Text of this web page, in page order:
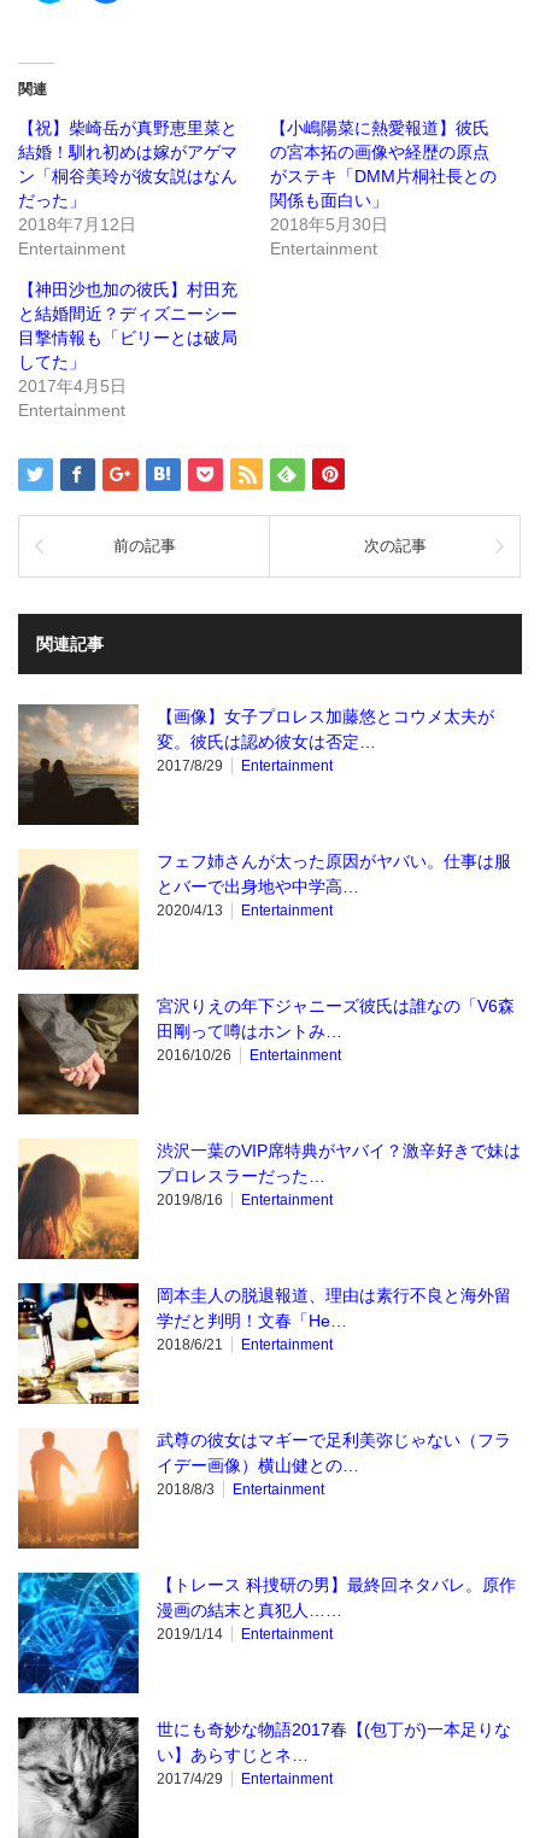
(新
し
い
ウ
ィ
ン
ド
ウ
で
開
ま
す)
ッ
ク
し
て
く
さ
い
(新
し
ウ
ィ
ン
ド
ウ
き
ま
す)
関連
【祝】柴崎岳が真野恵里菜と
結婚！馴れ初めは嫁がアゲマ
ン「桐谷美玲が彼女説はなん
だった」
2018年7月12日
Entertainment
【小嶋陽菜に熱愛報道】彼氏
の宮本拓の画像や経歴の原点
がステキ「DMM片桐社長との
関係も面白い」
2018年5月30日
Entertainment
【神田沙也加の彼氏】村田充
と結婚間近？ディズニーシー
目撃情報も「ビリーとは破局
してた」
2017年4月5日
Entertainment
前の記事 次の記事
関連記事
【画像】女子プロレス加藤悠とコウメ太夫が
変。彼氏は認め彼女は否定…
2017/8/29 Entertainment
フェフ姉さんが太った原因がヤバい。仕事は服
とバーで出身地や中学高…
2020/4/13 Entertainment
宮沢りえの年下ジャニーズ彼氏は誰なの「V6森
田剛って噂はホントみ…
2016/10/26 Entertainment
渋沢一葉のVIP席特典がヤバイ？激辛好きで妹は
プロレスラーだった…
2019/8/16 Entertainment
岡本圭人の脱退報道、理由は素行不良と海外留
学だと判明！文春「He…
2018/6/21 Entertainment
武尊の彼女はマギーで足利美弥じゃない（フラ
イデー画像）横山健との…
2018/8/3 Entertainment
【トレース 科捜研の男】最終回ネタバレ。原作
漫画の結末と真犯人……
2019/1/14 Entertainment
世にも奇妙な物語2017春【(包丁が)一本足りな
い】あらすじとネ…
2017/4/29 Entertainment